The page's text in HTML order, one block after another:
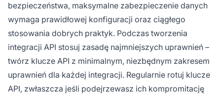
bezpieczeństwa, maksymalne zabezpieczenie danych
wymaga prawidłowej konfiguracji oraz ciągłego
stosowania dobrych praktyk. Podczas tworzenia
integracji API stosuj zasadę najmniejszych uprawnień –
twórz klucze API z minimalnym, niezbędnym zakresem
uprawnień dla każdej integracji. Regularnie rotuj klucze
API, zwłaszcza jeśli podejrzewasz ich kompromitację